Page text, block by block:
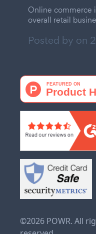
Online commerce
overall retail
Posted by on
©2026 POWR. All